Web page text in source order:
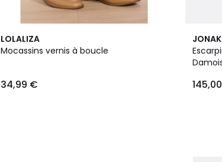
LOLALIZA
Mocassins vernis à boucle
34,99 €
JONAK